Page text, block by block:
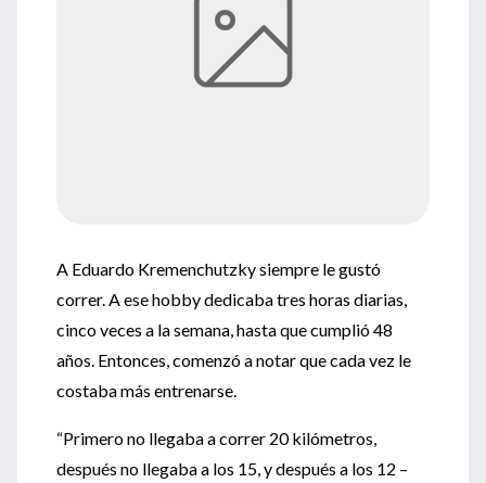
A Eduardo Kremenchutzky siempre le gustó
correr. A ese hobby dedicaba tres horas diarias,
cinco veces a la semana, hasta que cumplió 48
años. Entonces, comenzó a notar que cada vez le
costaba más entrenarse.
“Primero no llegaba a correr 20 kilómetros,
después no llegaba a los 15, y después a los 12 –